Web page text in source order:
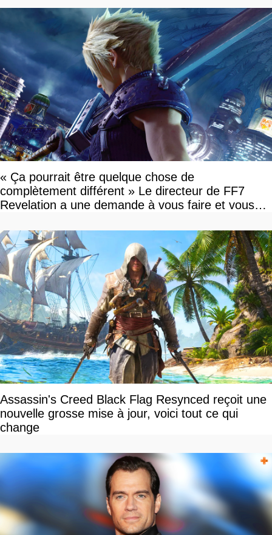
« Ça pourrait être quelque chose de
complètement différent » Le directeur de FF7
Revelation a une demande à vous faire et vous
Assassin's Creed Black Flag Resynced reçoit une
nouvelle grosse mise à jour, voici tout ce qui
change